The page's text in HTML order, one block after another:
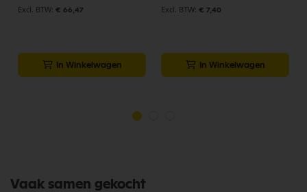
€ 66,47
In Winkelwagen
€ 7,40
In Winkelwagen
Vaak samen gekocht